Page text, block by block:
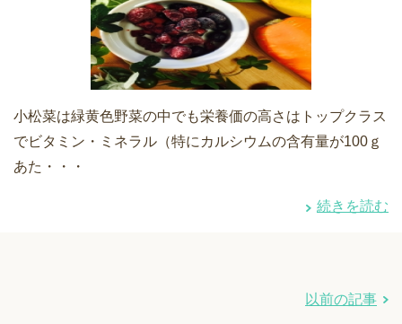
小松菜は緑黄色野菜の中でも栄養価の高さはトップクラス
でビタミン・ミネラル（特にカルシウムの含有量が100ｇ
あた・・・
続きを読む
以前の記事